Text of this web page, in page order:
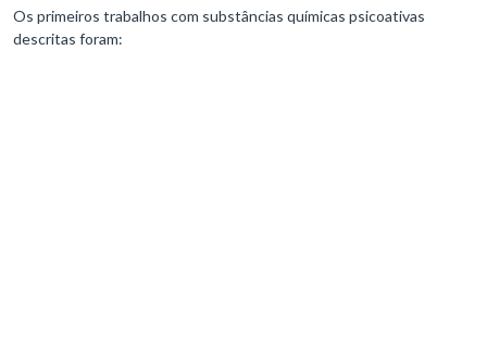
Os primeiros trabalhos com substâncias químicas psicoativas
descritas foram: